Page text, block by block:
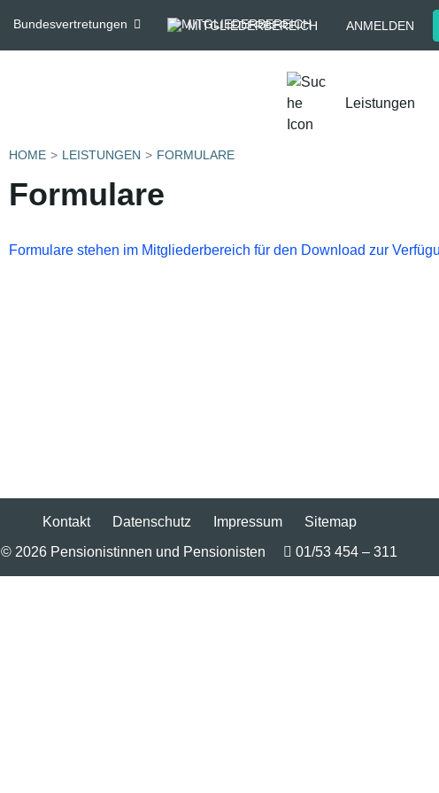
Bundesvertretungen MITGLIEDERBEREICH ANMELDEN
Leistungen
HOME LEISTUNGEN FORMULARE
Formulare
Formulare stehen im Mitgliederbereich für den Download zur
Kontakt Datenschutz Impressum
Sitemap
© 2026 Pensionistinnen und Pensionisten
01/53 454 – 311